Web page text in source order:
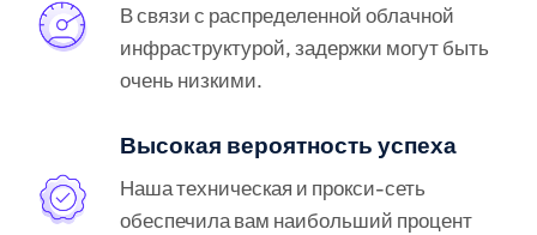
В связи с распределенной облачной
инфраструктурой, задержки могут быть
очень низкими.
Высокая вероятность успеха
Наша техническая и прокси-сеть
обеспечила вам наибольший процент